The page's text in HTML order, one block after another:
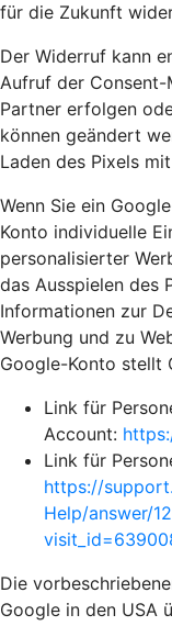
für die Zukunft
Der Widerruf kann
Aufruf der
Partner erfolgen
können geändert
Laden des Pixels
Wenn Sie ein
Konto individuelle
personalisierter
das Ausspielen des
Informationen zur
Werbung und zu
Google-Konto stellt
Link für
Account:
Link für
https://
Help/answer/
Die
Google in den USA